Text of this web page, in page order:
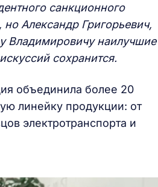
санкционного
Александр Григорьевич,
Владимировичу наилучшие
сохранится.
объединила более 20
линейку продукции: от
электротранспорта и